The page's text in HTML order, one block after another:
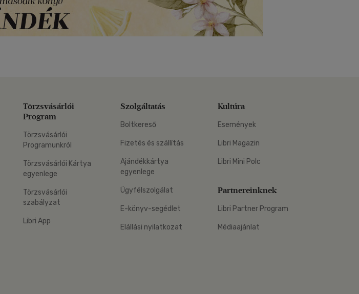
Törzsvásárlói
Program
Törzsvásárlói
Programunkról
Törzsvásárlói Kártya
egyenlege
Törzsvásárlói
szabályzat
Libri App
Szolgáltatás
Boltkereső
Fizetés és szállítás
Ajándékkártya
egyenlege
Ügyfélszolgálat
E-könyv-segédlet
Elállási nyilatkozat
Kultúra
Események
Libri Magazin
Libri Mini Polc
Partnereinknek
Libri Partner Program
Médiaajánlat